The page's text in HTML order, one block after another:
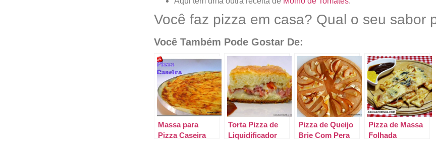
Você faz pizza em casa? Qual o seu sabor
Você Também Pode Gostar De:
Massa para
Pizza Caseira
Torta Pizza de
Liquidificador
Pizza de Queijo
Brie Com Pera
Pizza de Massa
Folhada